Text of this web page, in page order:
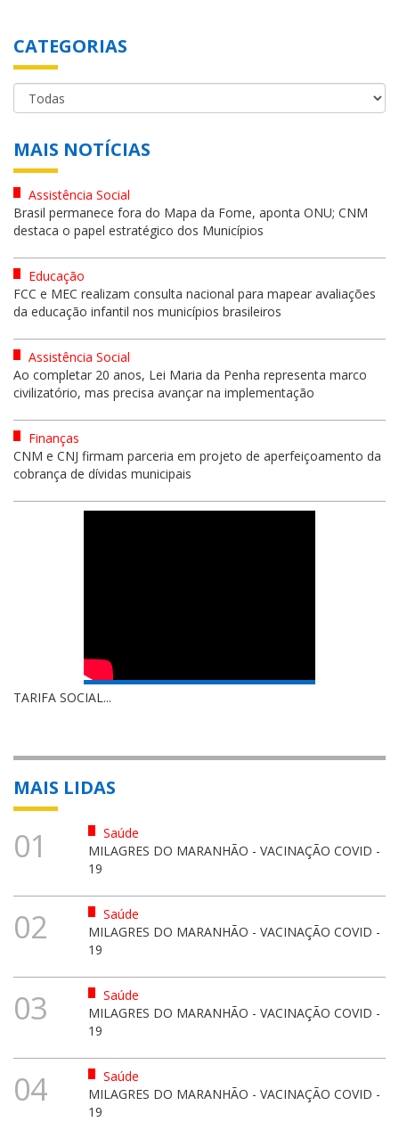
CATEGORIAS
MAIS NOTÍCIAS
Assistência Social
Brasil permanece fora do Mapa da Fome, aponta ONU; CNM
destaca o papel estratégico dos Municípios
Educação
FCC e MEC realizam consulta nacional para mapear avaliações
da educação infantil nos municípios brasileiros
Assistência Social
Ao completar 20 anos, Lei Maria da Penha representa marco
civilizatório, mas precisa avançar na implementação
Finanças
CNM e CNJ firmam parceria em projeto de aperfeiçoamento da
cobrança de dívidas municipais
TARIFA SOCIAL...
MAIS LIDAS
01
Saúde
MILAGRES DO MARANHÃO - VACINAÇÃO COVID -
19
02
Saúde
MILAGRES DO MARANHÃO - VACINAÇÃO COVID -
19
03
Saúde
MILAGRES DO MARANHÃO - VACINAÇÃO COVID -
19
04
Saúde
MILAGRES DO MARANHÃO - VACINAÇÃO COVID -
19